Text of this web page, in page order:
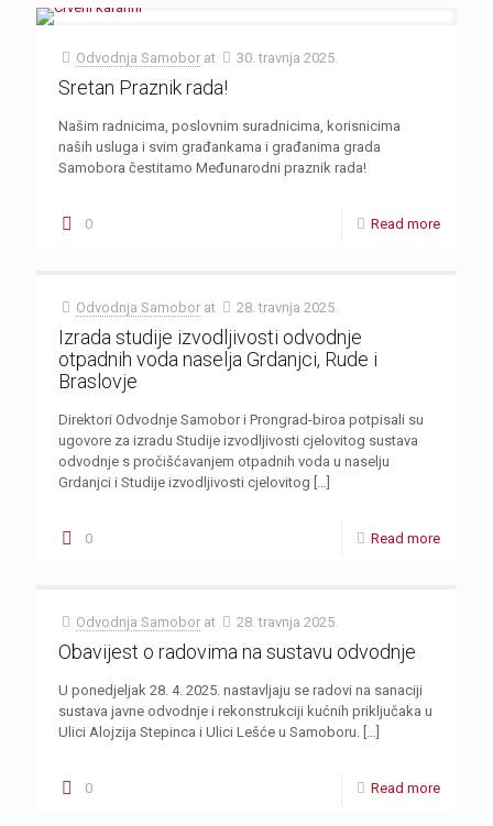
Odvodnja Samobor at 30. travnja 2025.
Sretan Praznik rada!
Našim radnicima, poslovnim suradnicima, korisnicima
naših usluga i svim građankama i građanima grada
Samobora čestitamo Međunarodni praznik rada!
0 Read more
Odvodnja Samobor at 28. travnja 2025.
Izrada studije izvodljivosti odvodnje
otpadnih voda naselja Grdanjci, Rude i
Braslovje
Direktori Odvodnje Samobor i Prongrad-biroa potpisali su
ugovore za izradu Studije izvodljivosti cjelovitog sustava
odvodnje s pročišćavanjem otpadnih voda u naselju
Grdanjci i Studije izvodljivosti cjelovitog […]
0 Read more
Odvodnja Samobor at 28. travnja 2025.
Obavijest o radovima na sustavu odvodnje
U ponedjeljak 28. 4. 2025. nastavljaju se radovi na sanaciji
sustava javne odvodnje i rekonstrukciji kućnih priključaka u
Ulici Alojzija Stepinca i Ulici Lešće u Samoboru. […]
0 Read more